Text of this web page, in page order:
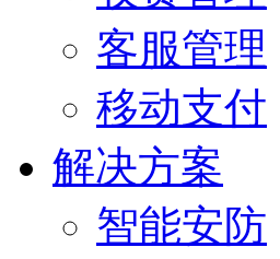
客服管理
移动支付
解决方案
智能安防